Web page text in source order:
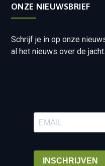
ONZE NIEUWSBRIEF
Schrijf je in op onze
al het nieuws over de jacht.